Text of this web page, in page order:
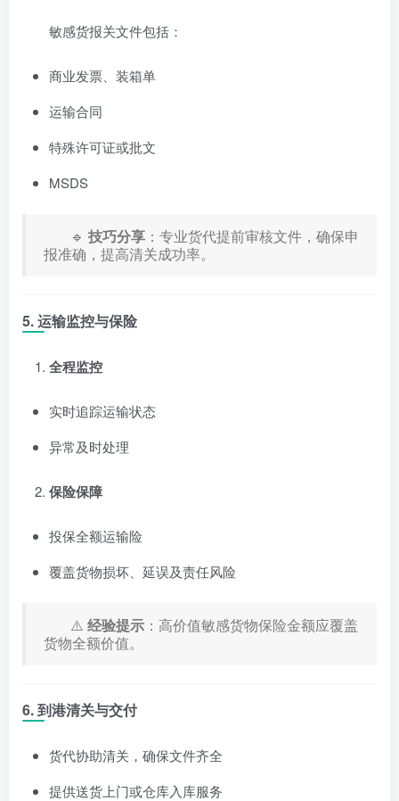
敏感货报关文件包括：
商业发票、装箱单
运输合同
特殊许可证或批文
MSDS
🔹 技巧分享 ：专业货代提前审核文件，确保申
报准确，提高清关成功率。
5. 运输监控与保险
全程监控
实时追踪运输状态
异常及时处理
保险保障
投保全额运输险
覆盖货物损坏、延误及责任风险
⚠️ 经验提示 ：高价值敏感货物保险金额应覆盖
货物全额价值。
6. 到港清关与交付
货代协助清关，确保文件齐全
提供送货上门或仓库入库服务